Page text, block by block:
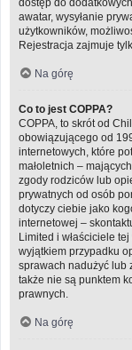
awatar, wysyłanie
użytkowników,
Rejestracja zajmuje
Na górę
Co to jest COPPA?
COPPA, to skrót od
obowiązującego od
internetowych, które
małoletnich –
zgody rodziców lub
prywatnych od osób
dotyczy ciebie jako
internetowej –
Limited i właściciele
wyjątkiem przypadku
sprawach nadużyć lub
także nie są punktem
prawnych.
Na górę